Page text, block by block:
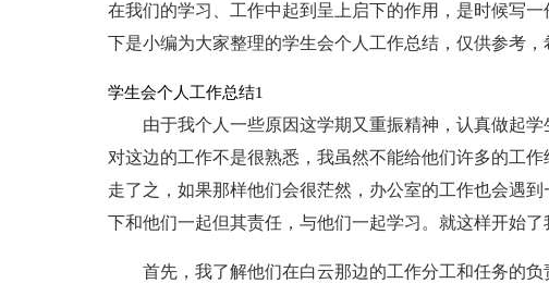
在我们的学习、工作中起到呈上启下的作用，是时候写
下是小编为大家整理的学生会个人工作总结，仅供参考，
学生会个人工作总结1
由于我个人一些原因这学期又重振精神，认真做起
对这边的工作不是很熟悉，我虽然不能给他们许多的工
走了之，如果那样他们会很茫然，办公室的工作也会遇
下和他们一起但其责任，与他们一起学习。就这样开始了
首先，我了解他们在白云那边的工作分工和任务的